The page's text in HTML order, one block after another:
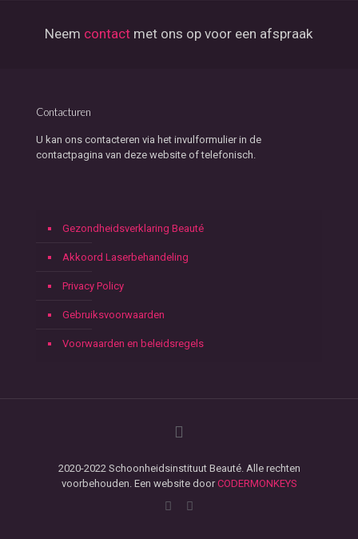
Neem contact met ons op voor een afspraak
Contacturen
U kan ons contacteren via het invulformulier in de
contactpagina van deze website of telefonisch.
Gezondheidsverklaring Beauté
Akkoord Laserbehandeling
Privacy Policy
Gebruiksvoorwaarden
Voorwaarden en beleidsregels
2020-2022 Schoonheidsinstituut Beauté. Alle rechten
voorbehouden. Een website doorCODERMONKEYS